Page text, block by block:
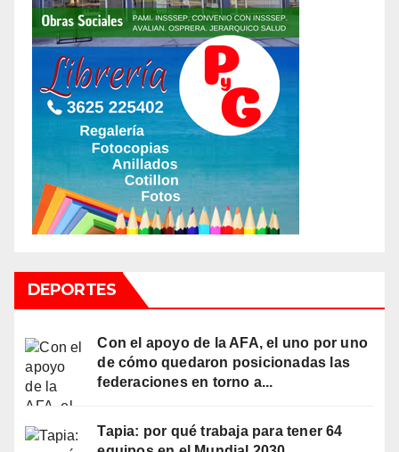
DEPORTES
Con el apoyo de la AFA, el uno por uno
de cómo quedaron posicionadas las
federaciones en torno a...
Tapia: por qué trabaja para tener 64